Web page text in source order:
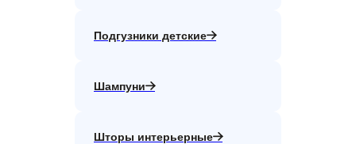
Подгузники детские
Шампуни
Шторы интерьерные